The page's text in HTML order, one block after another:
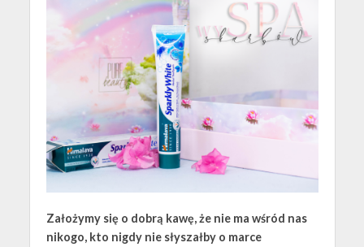
Założymy się o dobrą kawę, że nie ma wśród nas
nikogo, kto nigdy nie słyszałby o marce